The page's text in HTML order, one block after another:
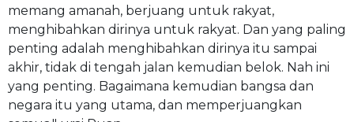
memang amanah, berjuang untuk rakyat,
menghibahkan dirinya untuk rakyat. Dan yang paling
penting adalah menghibahkan dirinya itu sampai
akhir, tidak di tengah jalan kemudian belok. Nah ini
yang penting. Bagaimana kemudian bangsa dan
negara itu yang utama, dan memperjuangkan